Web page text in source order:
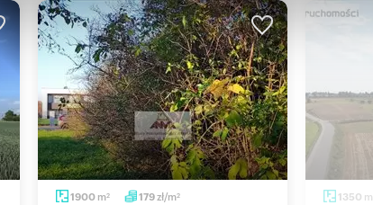
1900 m2 179zł/m2 1350 m